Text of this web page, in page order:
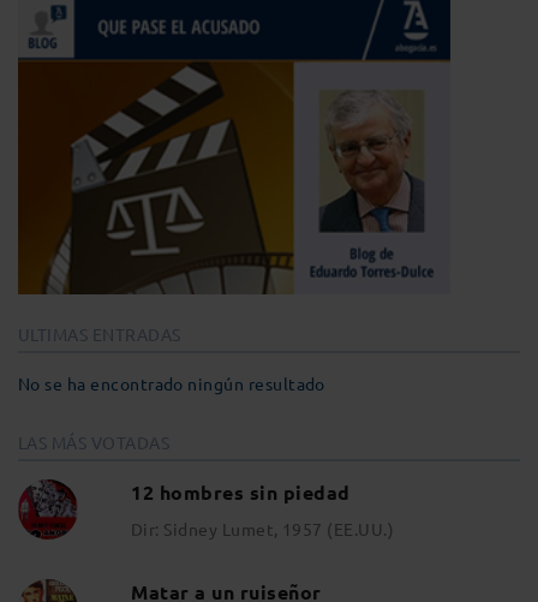
ULTIMAS ENTRADAS
No se ha encontrado ningún resultado
LAS MÁS VOTADAS
12 hombres sin piedad
Dir: Sidney Lumet, 1957 (EE.UU.)
Matar a un ruiseñor